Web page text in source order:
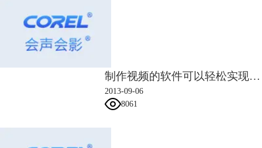
制作视频的软件可以轻松实现格式转换
2013-09-06
8061